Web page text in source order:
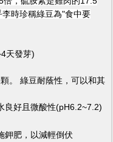
時珍稱綠豆為"食中要
天發芽)
。 綠豆耐蔭性，可以和其
良好且微酸性(pH6.2~7.2)
鉀肥，以減輕倒伏